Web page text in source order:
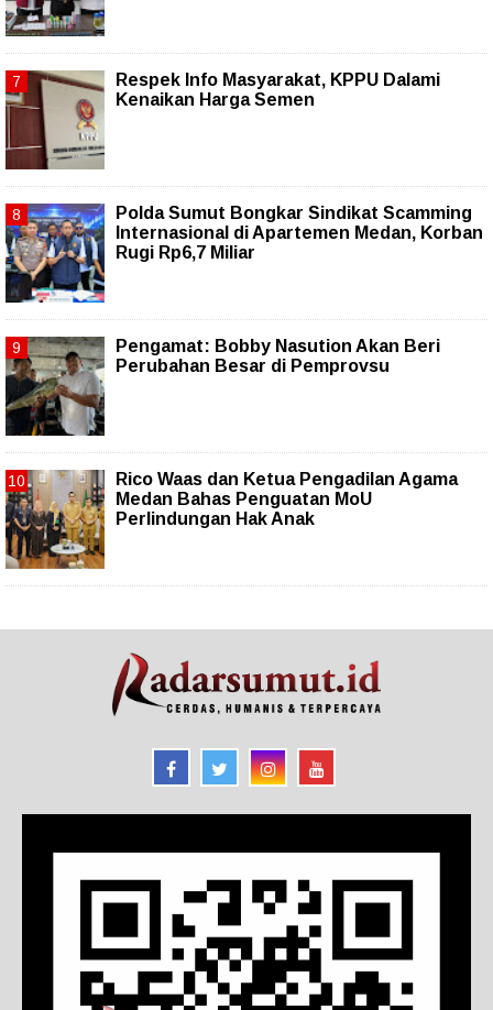
Respek Info Masyarakat, KPPU Dalami
Kenaikan Harga Semen
Polda Sumut Bongkar Sindikat Scamming
Internasional di Apartemen Medan, Korban
Rugi Rp6,7 Miliar
Pengamat: Bobby Nasution Akan Beri
Perubahan Besar di Pemprovsu
Rico Waas dan Ketua Pengadilan Agama
Medan Bahas Penguatan MoU
Perlindungan Hak Anak